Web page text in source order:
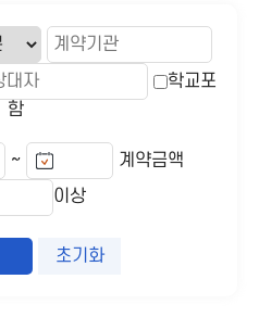
학교포
함
~
계약금액
이상
초기화